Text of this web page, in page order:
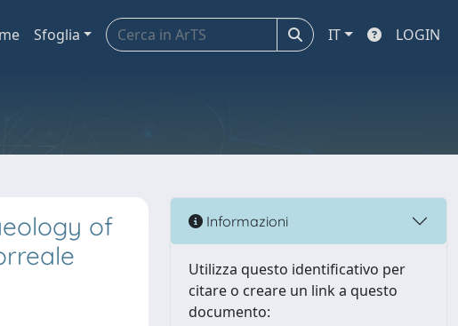
Sfoglia IT LOGIN
of
Informazioni
Utilizza questo identificativo per
citare o creare un link a questo
documento: